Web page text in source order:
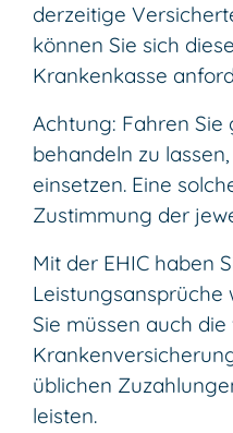
derzeitige
können Sie sich
Krankenkasse
Achtung: Fahren Sie
behandeln zu
einsetzen. Eine
Zustimmung der
Mit der EHIC haben
Leistungsansprüche
Sie müssen auch
üblichen
leisten.